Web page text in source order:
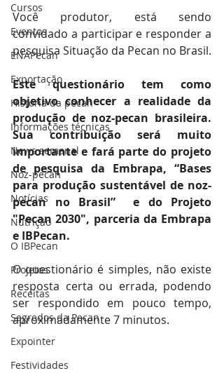
Cursos
Eventos
ENAPecan
Exportação
História da pecan
Informações técnicas
News semanal
Noz-pecan
Notícias
Nutrição
O IBPecan
Projetos
Receitas
Segredos da Pecan
Expointer
Festividades
Você produtor, está sendo
convidado a participar e responder a
pesquisa Situação da Pecan no Brasil.
Este questionário tem como
objetivo conhecer a realidade da
produção de noz-pecan brasileira.
Sua contribuição será muito
importante e fará parte do projeto
de pesquisa da Embrapa, “Bases
para produção sustentável de noz-
pecan no Brasil”  e do Projeto
"Pecan 2030", parceria da Embrapa
e IBPecan.
O questionário é simples, não existe
resposta certa ou errada, podendo
ser respondido em pouco tempo,
aproximadamente 7 minutos.